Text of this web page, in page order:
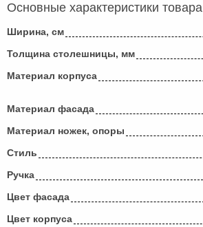
Основные характеристики товара
Ширина, см
Толщина столешницы, мм
Материал корпуса
Материал фасада
Материал ножек, опоры
Стиль
Ручка
Цвет фасада
Цвет корпуса